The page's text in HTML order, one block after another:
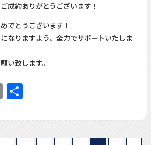
約ありがとうございます！
でとうございます！
なりますよう、全力でサポートいたしま
い致します。
Email
共